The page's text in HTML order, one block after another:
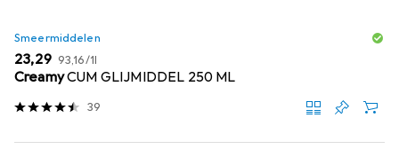
Smeermiddelen
EUR
23,29 EUR
93,16/1l
CreamyCUM GLIJMIDDEL 250 ML
39